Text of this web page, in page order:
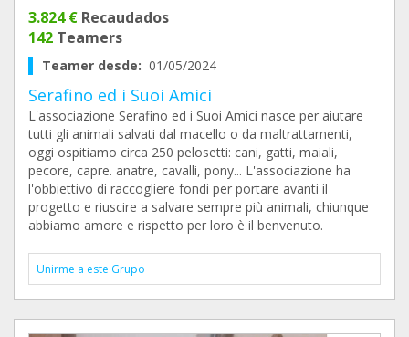
3.824 € Recaudados
142 Teamers
Teamer desde: 01/05/2024
Serafino ed i Suoi Amici
L'associazione Serafino ed i Suoi Amici nasce per aiutare
tutti gli animali salvati dal macello o da maltrattamenti,
oggi ospitiamo circa 250 pelosetti: cani, gatti, maiali,
pecore, capre. anatre, cavalli, pony... L'associazione ha
l'obbiettivo di raccogliere fondi per portare avanti il
progetto e riuscire a salvare sempre più animali, chiunque
abbiamo amore e rispetto per loro è il benvenuto.
Unirme a este Grupo